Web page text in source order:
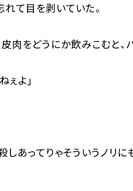
て目を剥いていた。
をどうにか飲みこむと、
よ」
あってりゃそういうノリに